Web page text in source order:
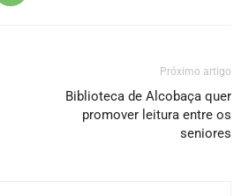
Próximo artigo
Biblioteca de Alcobaça quer
promover leitura entre os
seniores